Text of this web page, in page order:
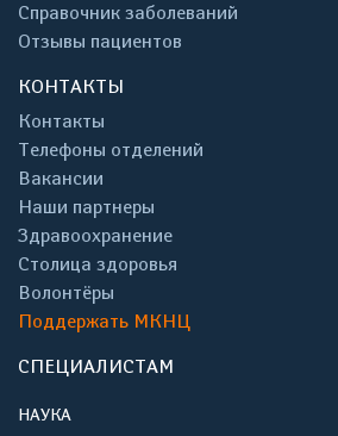
Справочник заболеваний
Отзывы пациентов
КОНТАКТЫ
Контакты
Телефоны отделений
Вакансии
Наши партнеры
Здравоохранение
Столица здоровья
Волонтёры
Поддержать МКНЦ
СПЕЦИАЛИСТАМ
НАУКА